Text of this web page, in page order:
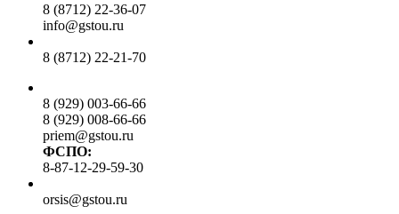
8 (8712) 22-36-07
info@gstou.ru
8 (8712) 22-21-70
8 (929) 003-66-66
8 (929) 008-66-66
priem@gstou.ru
ФСПО:
8-87-12-29-59-30
orsis@gstou.ru